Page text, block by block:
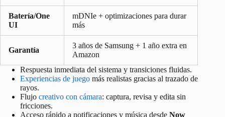
Batería/One
UI
mDNIe + optimizaciones para durar
más
Garantía
3 años de Samsung + 1 año extra en
Amazon
Respuesta inmediata del sistema y transiciones fluidas.
Experiencias de juego más realistas gracias al trazado de
rayos.
Flujo creativo con cámara: captura, revisa y edita sin
fricciones.
Acceso rápido a notificaciones y música desde Now